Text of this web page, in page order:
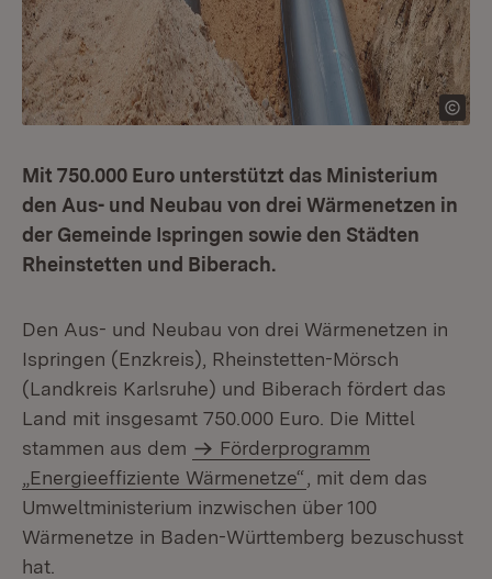
Mit 750.000 Euro unterstützt das Ministerium
den Aus- und Neubau von drei Wärmenetzen in
der Gemeinde Ispringen sowie den Städten
Rheinstetten und Biberach.
Den Aus- und Neubau von drei Wärmenetzen in
Ispringen (Enzkreis), Rheinstetten-Mörsch
(Landkreis Karlsruhe) und Biberach fördert das
Land mit insgesamt 750.000 Euro. Die Mittel
stammen aus dem
Förderprogramm
„Energieeffiziente Wärmenetze“ , mit dem das
Umweltministerium inzwischen über 100
Wärmenetze in Baden-Württemberg bezuschusst
hat.